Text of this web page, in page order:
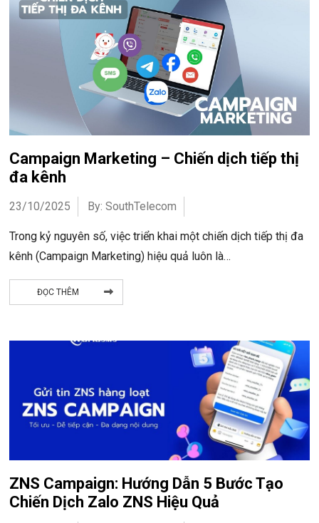
Campaign Marketing – Chiến dịch tiếp thị
đa kênh
23/10/2025 By: SouthTelecom
Trong kỷ nguyên số, việc triển khai một chiến dịch tiếp thị đa
kênh (Campaign Marketing) hiệu quả luôn là…
ĐỌC THÊM
ZNS Campaign: Hướng Dẫn 5 Bước Tạo
Chiến Dịch Zalo ZNS Hiệu Quả